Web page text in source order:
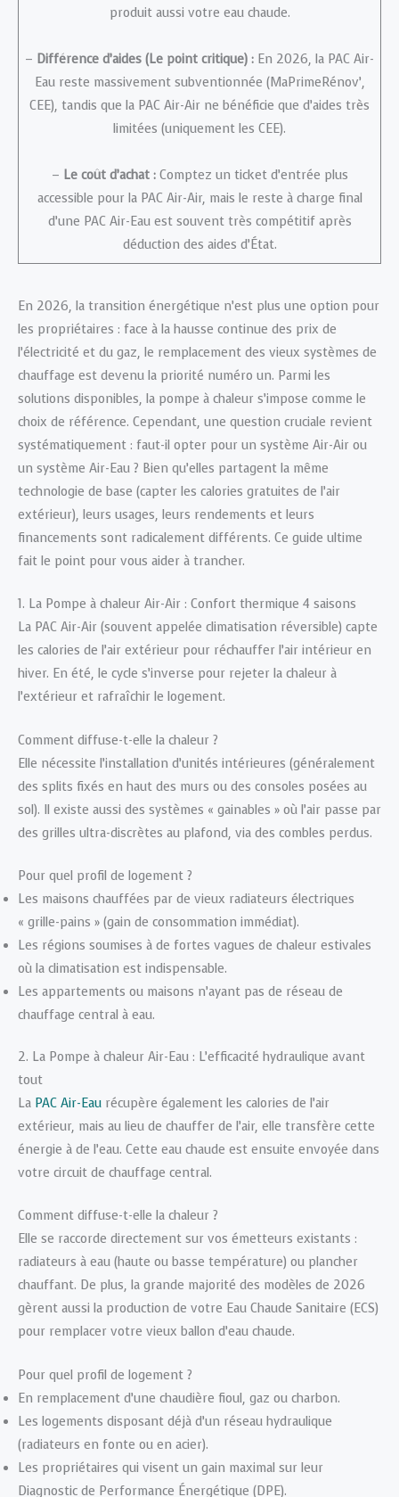
produit aussi votre eau chaude.
– Différence d’aides (Le point critique) : En 2026, la PAC Air-
Eau reste massivement subventionnée (MaPrimeRénov’,
CEE), tandis que la PAC Air-Air ne bénéficie que d’aides très
limitées (uniquement les CEE).
– Le coût d’achat :Comptez un ticket d’entrée plus
accessible pour la PAC Air-Air, mais le reste à charge final
d’une PAC Air-Eau est souvent très compétitif après
déduction des aides d’État.
En 2026, la transition énergétique n’est plus une option pour
les propriétaires : face à la hausse continue des prix de
l’électricité et du gaz, le remplacement des vieux systèmes de
chauffage est devenu la priorité numéro un. Parmi les
solutions disponibles, la pompe à chaleur s’impose comme le
choix de référence. Cependant, une question cruciale revient
systématiquement : faut-il opter pour un système Air-Air ou
un système Air-Eau ? Bien qu’elles partagent la même
technologie de base (capter les calories gratuites de l’air
extérieur), leurs usages, leurs rendements et leurs
financements sont radicalement différents. Ce guide ultime
fait le point pour vous aider à trancher.
1. La Pompe à chaleur Air-Air : Confort thermique 4 saisons
La PAC Air-Air (souvent appelée climatisation réversible) capte
les calories de l’air extérieur pour réchauffer l’air intérieur en
hiver. En été, le cycle s’inverse pour rejeter la chaleur à
l’extérieur et rafraîchir le logement.
Comment diffuse-t-elle la chaleur ?
Elle nécessite l’installation d’unités intérieures (généralement
des splits fixés en haut des murs ou des consoles posées au
sol). Il existe aussi des systèmes « gainables » où l’air passe par
des grilles ultra-discrètes au plafond, via des combles perdus.
Pour quel profil de logement ?
Les maisons chauffées par de vieux radiateurs électriques
« grille-pains » (gain de consommation immédiat).
Les régions soumises à de fortes vagues de chaleur estivales
où la climatisation est indispensable.
Les appartements ou maisons n’ayant pas de réseau de
chauffage central à eau.
2. La Pompe à chaleur Air-Eau : L’efficacité hydraulique avant
tout
La PAC Air-Eau récupère également les calories de l’air
extérieur, mais au lieu de chauffer de l’air, elle transfère cette
énergie à de l’eau. Cette eau chaude est ensuite envoyée dans
votre circuit de chauffage central.
Comment diffuse-t-elle la chaleur ?
Elle se raccorde directement sur vos émetteurs existants :
radiateurs à eau (haute ou basse température) ou plancher
chauffant. De plus, la grande majorité des modèles de 2026
gèrent aussi la production de votre Eau Chaude Sanitaire (ECS)
pour remplacer votre vieux ballon d’eau chaude.
Pour quel profil de logement ?
En remplacement d’une chaudière fioul, gaz ou charbon.
Les logements disposant déjà d’un réseau hydraulique
(radiateurs en fonte ou en acier).
Les propriétaires qui visent un gain maximal sur leur
Diagnostic de Performance Énergétique (DPE).